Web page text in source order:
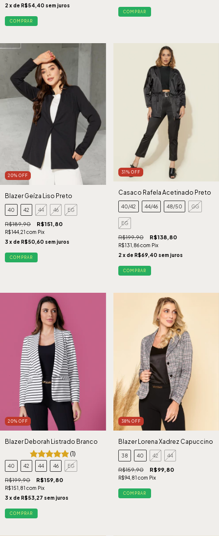
2 x de R$54,40 sem juros
COMPRAR
COMPRAR
20% OFF
Blazer Geíza Liso Preto
40 42 44 46 EG
R$189,90 R$151,80
R$144,21 com Pix
3 x de R$50,60 sem juros
COMPRAR
31 % OFF
Casaco Rafela Acetinado Preto
40/42 44/46 48/50 GG
EG
R$199,90 R$138,80
R$131,86com Pix
2 x de R$69,40 sem juros
COMPRAR
20% OFF
Blazer Deborah Listrado Branco
(1)
40 42 44 46 EG
R$199,90 R$159,80
R$151,81 com Pix
3 x de R$53,27 sem juros
COMPRAR
38% OFF
Blazer Lorena Xadrez Capuccino
38 40 42 44
R$159,90 R$99,80
R$94,81 com Pix
COMPRAR